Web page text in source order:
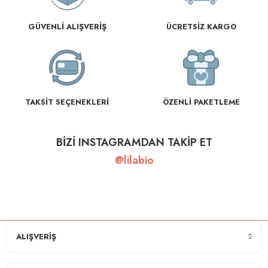
GÜVENLİ ALIŞVERİŞ ÜCRETSİZ KARGO
TAKSİT SEÇENEKLERİ ÖZENLİ PAKETLEME
BİZİ INSTAGRAMDAN TAKİP ET
@lilabio
ALIŞVERİŞ